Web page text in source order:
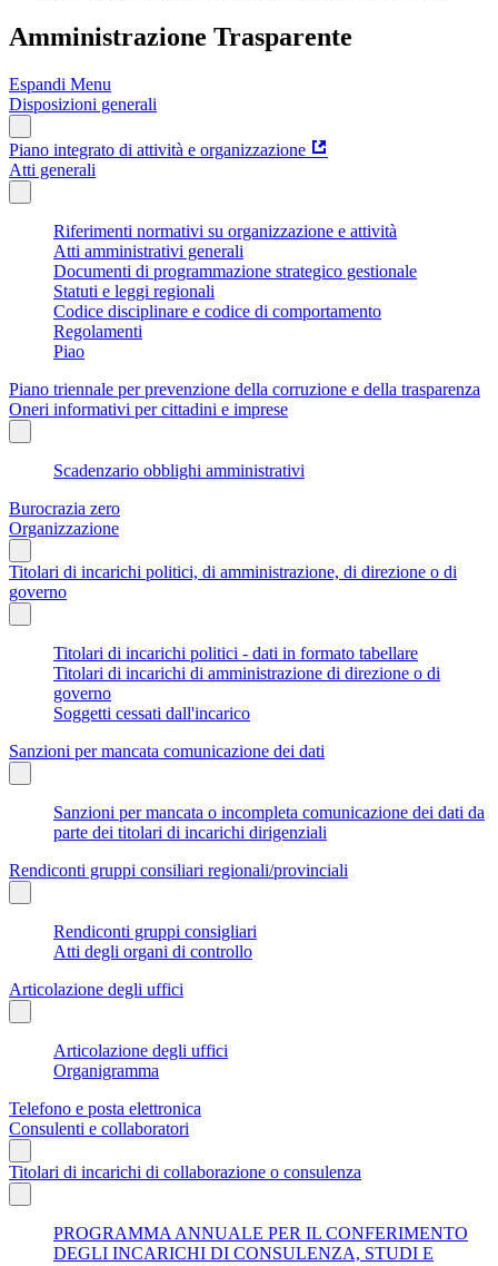
Amministrazione Trasparente
Espandi Menu
Disposizioni generali
Piano integrato di attività e organizzazione
Atti generali
Riferimenti normativi su organizzazione e attività
Atti amministrativi generali
Documenti di programmazione strategico gestionale
Statuti e leggi regionali
Codice disciplinare e codice di comportamento
Regolamenti
Piao
Piano triennale per prevenzione della corruzione e della trasparenza
Oneri informativi per cittadini e imprese
Scadenzario obblighi amministrativi
Burocrazia zero
Organizzazione
Titolari di incarichi politici, di amministrazione, di direzione o di
governo
Titolari di incarichi politici - dati in formato tabellare
Titolari di incarichi di amministrazione di direzione o di
governo
Soggetti cessati dall'incarico
Sanzioni per mancata comunicazione dei dati
Sanzioni per mancata o incompleta comunicazione dei dati da
parte dei titolari di incarichi dirigenziali
Rendiconti gruppi consiliari regionali/provinciali
Rendiconti gruppi consigliari
Atti degli organi di controllo
Articolazione degli uffici
Articolazione degli uffici
Organigramma
Telefono e posta elettronica
Consulenti e collaboratori
Titolari di incarichi di collaborazione o consulenza
PROGRAMMA ANNUALE PER IL CONFERIMENTO
DEGLI INCARICHI DI CONSULENZA, STUDI E